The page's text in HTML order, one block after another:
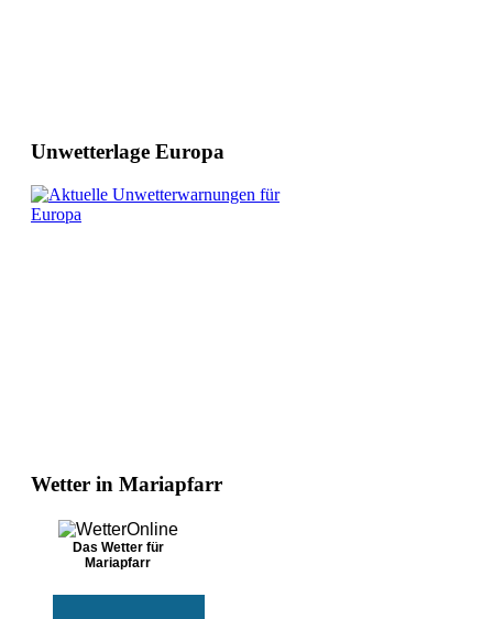
Unwetterlage Europa
Wetter in Mariapfarr
Das Wetter für
Mariapfarr